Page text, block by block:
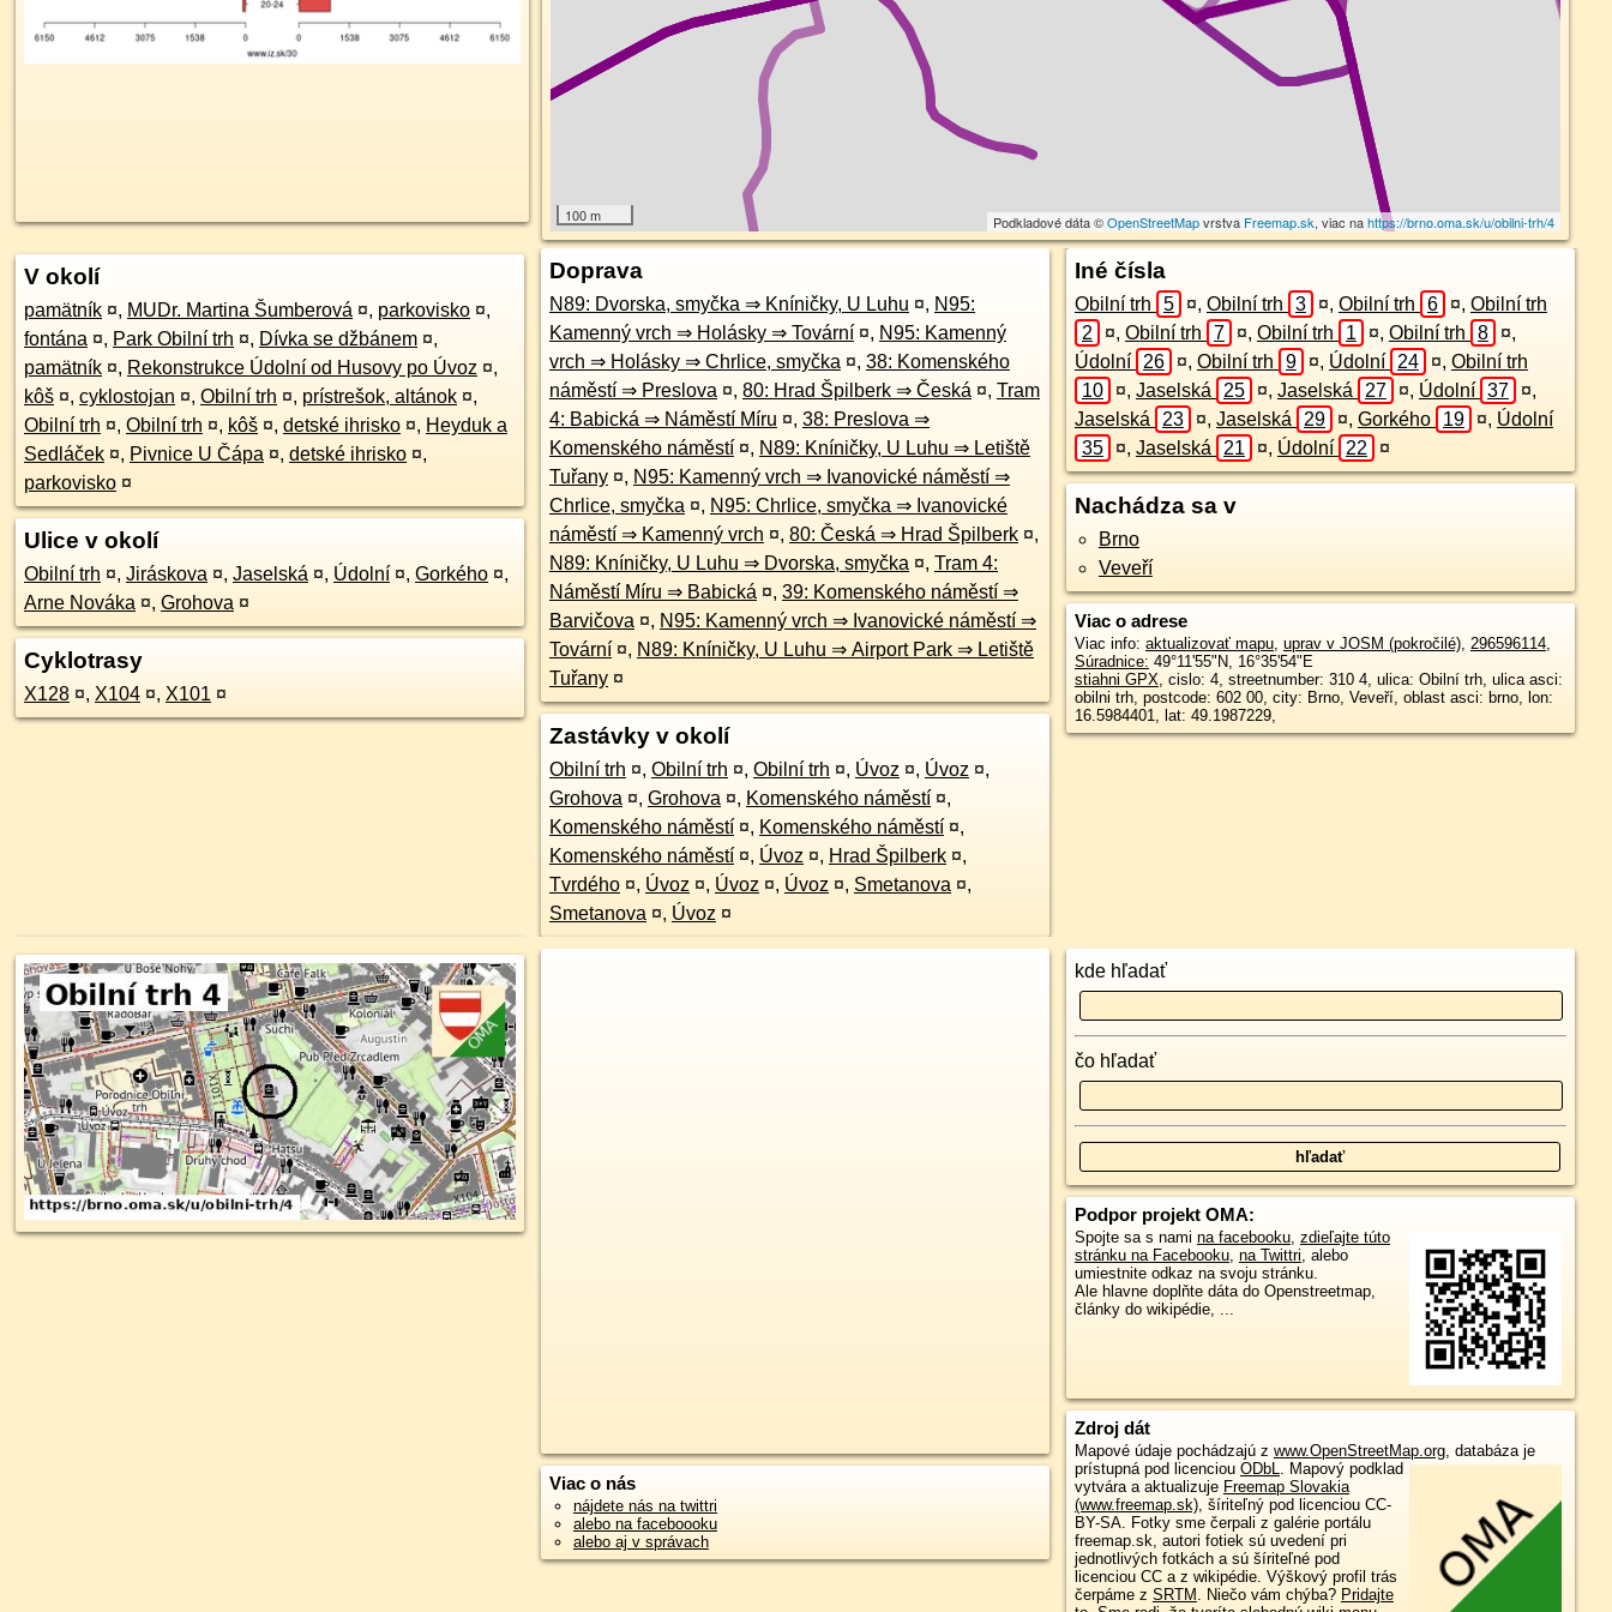
100 m Podkladové dáta ©OpenStreetMapvrstva Freemap.sk, viac nahttps://brno.oma.sk/u/obilni-trh/4
V okolí
pamätník ¤, MUDr. Martina Šumberová ¤, parkovisko ¤,
fontána ¤, Park Obilní trh ¤, Dívka se džbánem ¤,
pamätník ¤, Rekonstrukce Údolní od Husovy po Úvoz ¤,
kôš ¤, cyklostojan ¤, Obilní trh ¤, prístrešok, altánok ¤,
Obilní trh ¤, Obilní trh ¤, kôš ¤, detské ihrisko ¤, Heyduk a
Sedláček ¤, Pivnice U Čápa ¤, detské ihrisko ¤,
parkovisko ¤
Ulice v okolí
Obilní trh ¤, Jiráskova ¤, Jaselská ¤, Údolní ¤, Gorkého ¤,
Arne Nováka ¤, Grohova ¤
Cyklotrasy
X128 ¤, X104 ¤, X101 ¤
Doprava
N89: Dvorska, smyčka ⇒ Kníničky, U Luhu ¤, N95:
Kamenný vrch ⇒ Holásky ⇒ Tovární ¤, N95: Kamenný
vrch ⇒ Holásky ⇒ Chrlice, smyčka ¤, 38: Komenského
náměstí ⇒ Preslova ¤, 80: Hrad Špilberk ⇒ Česká ¤, Tram
4: Babická ⇒ Náměstí Míru ¤, 38: Preslova ⇒
Komenského náměstí ¤, N89: Kníničky, U Luhu ⇒ Letiště
Tuřany ¤, N95: Kamenný vrch ⇒ Ivanovické náměstí ⇒
Chrlice, smyčka ¤, N95: Chrlice, smyčka ⇒ Ivanovické
náměstí ⇒ Kamenný vrch ¤, 80: Česká ⇒ Hrad Špilberk ¤,
N89: Kníničky, U Luhu ⇒ Dvorska, smyčka ¤, Tram 4:
Náměstí Míru ⇒ Babická ¤, 39: Komenského náměstí ⇒
Barvičova ¤, N95: Kamenný vrch ⇒ Ivanovické náměstí ⇒
Tovární ¤, N89: Kníničky, U Luhu ⇒ Airport Park ⇒ Letiště
Tuřany ¤
Zastávky v okolí
Obilní trh ¤, Obilní trh ¤, Obilní trh ¤, Úvoz ¤, Úvoz ¤,
Grohova ¤, Grohova ¤, Komenského náměstí ¤,
Komenského náměstí ¤, Komenského náměstí ¤,
Komenského náměstí ¤, Úvoz ¤, Hrad Špilberk ¤,
Tvrdého ¤, Úvoz ¤, Úvoz ¤, Úvoz ¤, Smetanova ¤,
Smetanova ¤, Úvoz ¤
Iné čísla
Obilní trh 5 ¤, Obilní trh 3 ¤, Obilní trh 6 ¤, Obilní trh
2
¤, Obilní trh 7 ¤, Obilní trh 1 ¤, Obilní trh 8 ¤,
Údolní
26 ¤, Obilní trh 9 ¤, Údolní 24 ¤, Obilní trh
10
¤, Jaselská 25 ¤, Jaselská 27 ¤, Údolní 37 ¤,
Jaselská
23 ¤, Jaselská 29 ¤, Gorkého 19 ¤, Údolní
35
¤, Jaselská 21 ¤, Údolní 22 ¤
Nachádza sa v
Brno
Veveří
Viac o adrese
Viac info: aktualizovať mapu, uprav v JOSM (pokročilé), 296596114,
Súradnice: 49°11'55"N, 16°35'54"E
stiahni GPX, cislo: 4, streetnumber: 310 4, ulica: Obilní trh, ulica asci:
obilni trh, postcode: 602 00, city: Brno, Veveří, oblast asci: brno, lon:
16.5984401, lat: 49.1987229,
Viac o nás
nájdete nás na twittri
alebo na faceboooku
alebo aj v správach
kde hľadať
čo hľadať
Podpor projekt OMA:
Spojte sa s nami na facebooku, zdieľajte túto
stránku na Facebooku, na Twittri, alebo
umiestnite odkaz na svoju stránku.
Ale hlavne doplňte dáta do Openstreetmap,
články do wikipédie, ...
Zdroj dát
Mapové údaje pochádzajú z www.OpenStreetMap.org, databáza je
prístupná pod licenciou ODbL. Mapový podklad
vytvára a aktualizuje Freemap Slovakia
(www.freemap.sk), šíriteľný pod licenciou CC-
BY-SA. Fotky sme čerpali z galérie portálu
freemap.sk, autori fotiek sú uvedení pri
jednotlivých fotkách a sú šíriteľné pod
licenciou CC a z wikipédie. Výškový profil trás
čerpáme z SRTM . Niečo vám chýba? Pridajte